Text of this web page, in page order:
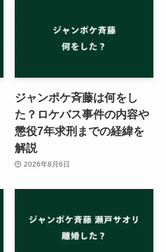
ジャンポケ斉藤は何をし
た？ロケバス事件の内容や
懲役7年求刑までの経緯を
解説
2026年8月6日